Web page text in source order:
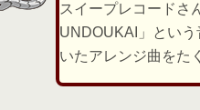
スイープレコードさ
UNDOUKAI」とい
いたアレンジ曲をた